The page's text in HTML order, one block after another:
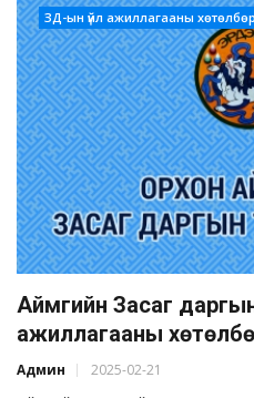
ЗД-ын үйл ажиллагааны хөтөлбөр
Аймгийн Засаг
ажиллагааны
Админ 2025-02-21